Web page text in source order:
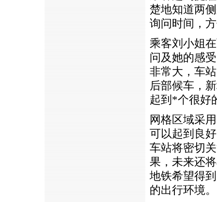
楚地知道两
询问时间，
乘客刘小姐
问及她的感
非常大，车
后部候车，
起到 *个很好
网格区域采
可以起到良
车站将密切
果，未来还
地铁希望得
的出行环境。